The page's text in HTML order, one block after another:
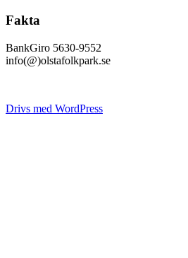
Fakta
BankGiro 5630-9552
info(@)olstafolkpark.se
Drivs med WordPress